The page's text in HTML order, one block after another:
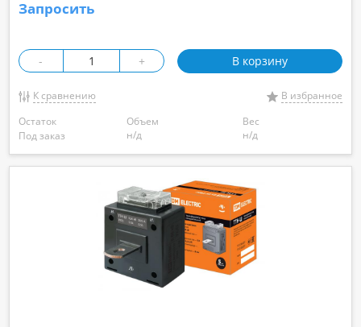
Запросить
- + В корзину
К сравнению
В избранное
Остаток
Под заказ
Объем
н/д
Вес
н/д